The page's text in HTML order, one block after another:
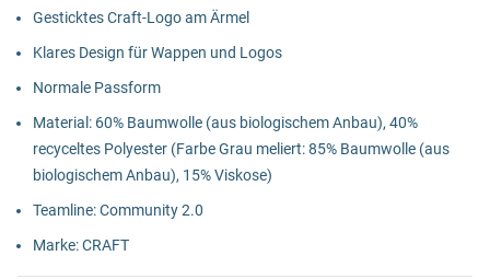
Gesticktes Craft-Logo am Ärmel
Klares Design für Wappen und Logos
Normale Passform
Material: 60% Baumwolle (aus biologischem Anbau), 40%
recyceltes Polyester (Farbe Grau meliert: 85% Baumwolle (aus
biologischem Anbau), 15% Viskose)
Teamline: Community 2.0
Marke: CRAFT